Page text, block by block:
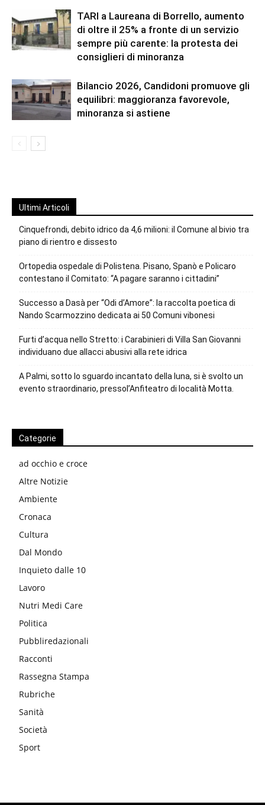
TARI a Laureana di Borrello, aumento
di oltre il 25% a fronte di un servizio
sempre più carente: la protesta dei
consiglieri di minoranza
Bilancio 2026, Candidoni promuove gli
equilibri: maggioranza favorevole,
minoranza si astiene
Ultimi Articoli
Cinquefrondi, debito idrico da 4,6 milioni: il Comune al bivio tra
piano di rientro e dissesto
Ortopedia ospedale di Polistena. Pisano, Spanò e Policaro
contestano il Comitato: “A pagare saranno i cittadini”
Successo a Dasà per “Odi d’Amore”: la raccolta poetica di
Nando Scarmozzino dedicata ai 50 Comuni vibonesi
Furti d’acqua nello Stretto: i Carabinieri di Villa San Giovanni
individuano due allacci abusivi alla rete idrica
A Palmi, sotto lo sguardo incantato della luna, si è svolto un
evento straordinario, pressol’Anfiteatro di località Motta.
Categorie
ad occhio e croce
Altre Notizie
Ambiente
Cronaca
Cultura
Dal Mondo
Inquieto dalle 10
Lavoro
Nutri Medi Care
Politica
Pubbliredazionali
Racconti
Rassegna Stampa
Rubriche
Sanità
Società
Sport